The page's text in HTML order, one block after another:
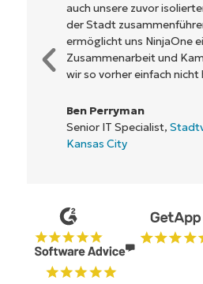
auch unsere zuvor
der Stadt
ermöglicht uns NinjaOne
Zusammenarbeit und
wir so vorher einfach nicht
Ben Perryman
Senior IT Specialist,
Kansas City